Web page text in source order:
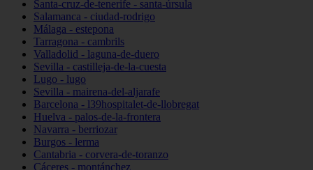
Santa-cruz-de-tenerife - santa-úrsula
Salamanca - ciudad-rodrigo
Málaga - estepona
Tarragona - cambrils
Valladolid - laguna-de-duero
Sevilla - castilleja-de-la-cuesta
Lugo - lugo
Sevilla - mairena-del-aljarafe
Barcelona - l39hospitalet-de-llobregat
Huelva - palos-de-la-frontera
Navarra - berriozar
Burgos - lerma
Cantabria - corvera-de-toranzo
Cáceres - montánchez